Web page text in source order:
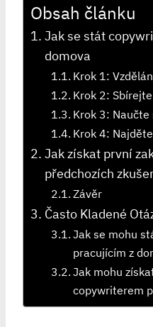
Obsah článku
Jak se stát
domova
Krok 1:
Krok 2:
Krok 3: Naučte
Krok 4:
Jak získat první
předchozích
Závěr
Často Kladené
Jak se mohu
pracujícím z
Jak mohu
copywriterem